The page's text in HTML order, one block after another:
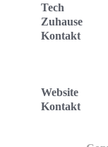
Tech
Zuhause
Kontakt
Website
Kontakt